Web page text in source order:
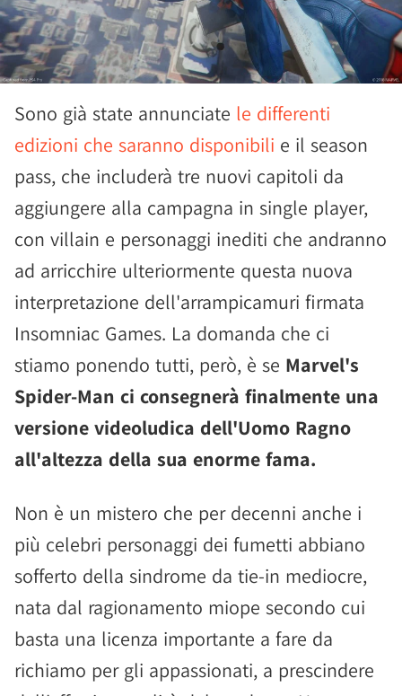
Sono già state annunciate le differenti
edizioni che saranno disponibili e il season
pass, che includerà tre nuovi capitoli da
aggiungere alla campagna in single player,
con villain e personaggi inediti che andranno
ad arricchire ulteriormente questa nuova
interpretazione dell'arrampicamuri firmata
Insomniac Games. La domanda che ci
stiamo ponendo tutti, però, è se Marvel's
Spider-Man ci consegnerà finalmente una
versione videoludica dell'Uomo Ragno
all'altezza della sua enorme fama.
Non è un mistero che per decenni anche i
più celebri personaggi dei fumetti abbiano
sofferto della sindrome da tie-in mediocre,
nata dal ragionamento miope secondo cui
basta una licenza importante a fare da
richiamo per gli appassionati, a prescindere